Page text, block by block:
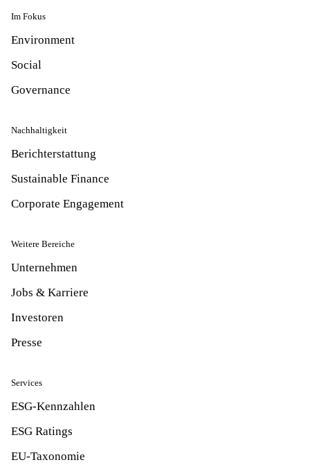
Im Fokus
Environment
Social
Governance
Nachhaltigkeit
Berichterstattung
Sustainable Finance
Corporate Engagement
Weitere Bereiche
Unternehmen
Jobs & Karriere
Investoren
Presse
Services
ESG-Kennzahlen
ESG Ratings
EU-Taxonomie